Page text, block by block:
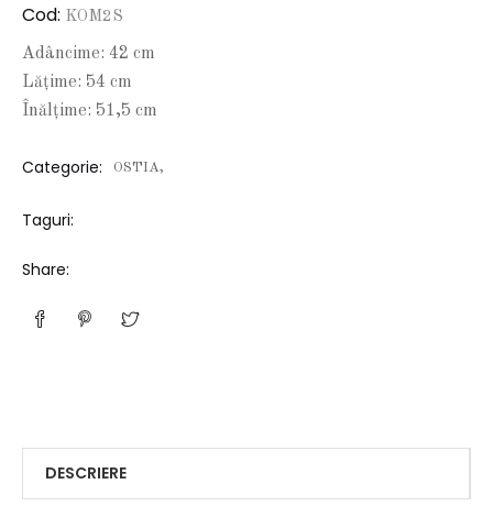
Cod: KOM2S
Adâncime: 42 cm
Lățime: 54 cm
Înălțime: 51,5 cm
Categorie: OSTIA,
Taguri:
Share:
DESCRIERE